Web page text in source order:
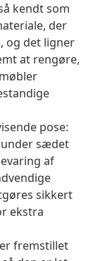
kendt som
der
og det ligner
at rengøre,
pose:
under sædet
af
sikkert
ekstra
fremstillet